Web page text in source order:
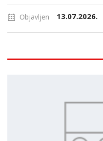
Objavljen 13.07.2026.